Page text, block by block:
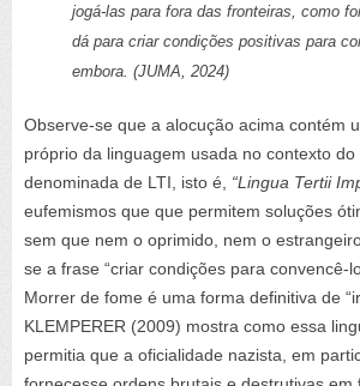
jogá-las para fora das fronteiras, como
dá para criar condições positivas para
embora. (JUMA, 2024)
Observe-se que a alocução acima contém
próprio da linguagem usada no contexto do
denominada de LTI, isto é, “Lingua Tertii
eufemismos que que permitem soluções
sem que nem o oprimido, nem o
se a frase “criar condições para convencê-
Morrer de fome é uma forma definitiva de “ir
KLEMPERER (2009) mostra como essa
permitia que a oficialidade nazista, em